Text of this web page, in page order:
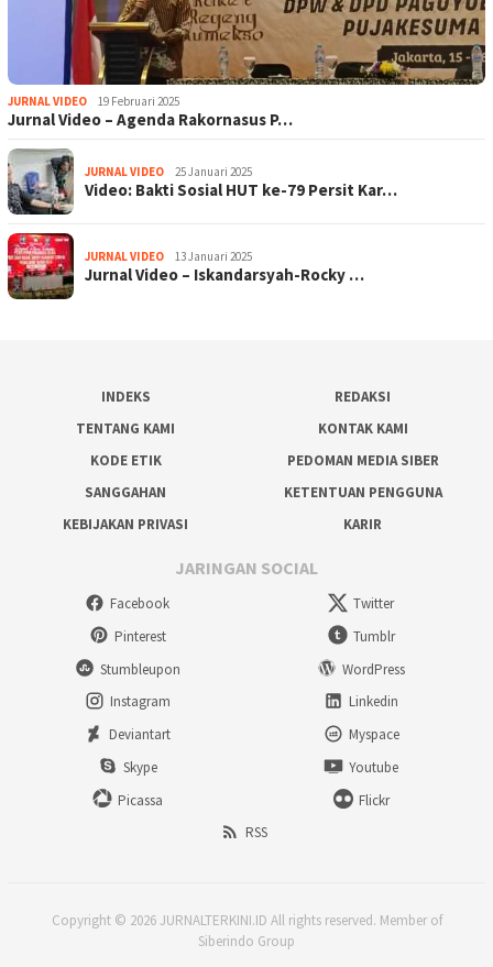
JURNAL VIDEO 19 Februari 2025
Jurnal Video – Agenda Rakornasus P…
JURNAL VIDEO 25 Januari 2025
Video: Bakti Sosial HUT ke-79 Persit Kar…
JURNAL VIDEO 13 Januari 2025
Jurnal Video – Iskandarsyah-Rocky …
INDEKS
REDAKSI
TENTANG KAMI
KONTAK KAMI
KODE ETIK
PEDOMAN MEDIA SIBER
SANGGAHAN
KETENTUAN PENGGUNA
KEBIJAKAN PRIVASI
KARIR
JARINGAN SOCIAL
Facebook
Twitter
Pinterest
Tumblr
Stumbleupon
WordPress
Instagram
Linkedin
Deviantart
Myspace
Skype
Youtube
Picassa
Flickr
RSS
Copyright © 2026 JURNALTERKINI.ID All rights reserved. Member of
Siberindo Group